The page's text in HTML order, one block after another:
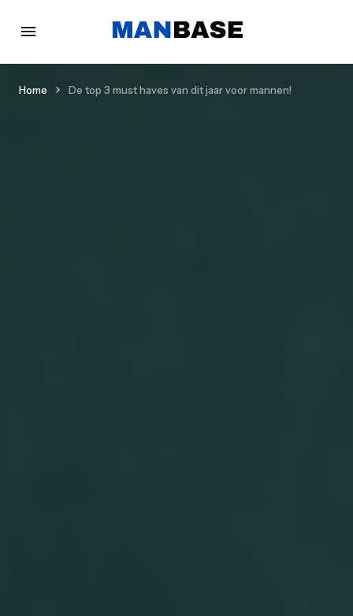
Home De top 3 must haves van dit jaar voor mannen!